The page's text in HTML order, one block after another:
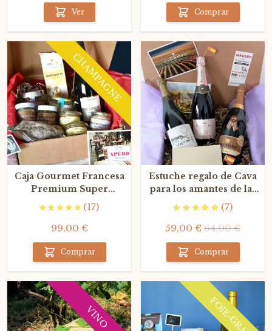
Ver Comprar
CHAMPAGNE
Caja Gourmet Francesa
Premium Super
Aperitivos con
Champagne Grand Cru
(17)
99,00 €
Comprar
Estuche regalo de Cava
para los amantes de las
burbujas(7)
59,00 € 64,00 €
Comprar
VINO FOIE-GRAS